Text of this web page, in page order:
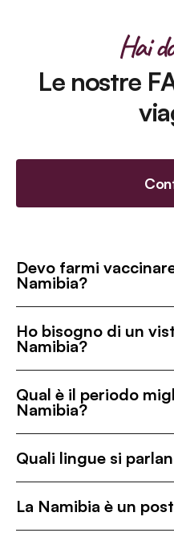
Hai
Le nostre
Devo farmi
Namibia?
Ho bisogno di un
Namibia?
Qual è il periodo
Namibia?
Quali lingue si
La Namibia è un